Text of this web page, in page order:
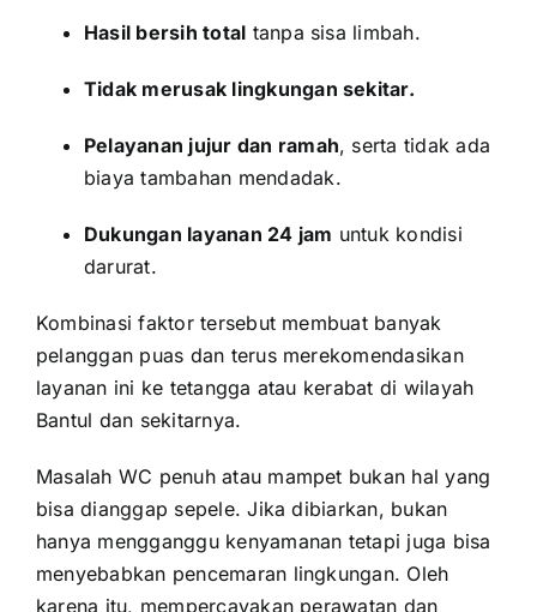
Hasil bersih total tanpa sisa limbah.
Tidak merusak lingkungan sekitar.
Pelayanan jujur dan ramah, serta tidak ada
biaya tambahan mendadak.
Dukungan layanan 24 jam untuk kondisi
darurat.
Kombinasi faktor tersebut membuat banyak
pelanggan puas dan terus merekomendasikan
layanan ini ke tetangga atau kerabat di wilayah
Bantul dan sekitarnya.
Masalah WC penuh atau mampet bukan hal yang
bisa dianggap sepele. Jika dibiarkan, bukan
hanya mengganggu kenyamanan tetapi juga bisa
menyebabkan pencemaran lingkungan. Oleh
karena itu, mempercayakan perawatan dan